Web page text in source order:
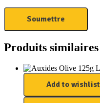
Produits similaires
Add to wishlist